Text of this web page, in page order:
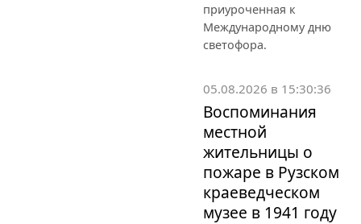
приуроченная к
Международному дню
светофора.
05.08.2026 в 15:30:36
Воспоминания
местной
жительницы о
пожаре в Рузском
краеведческом
музее в 1941 году